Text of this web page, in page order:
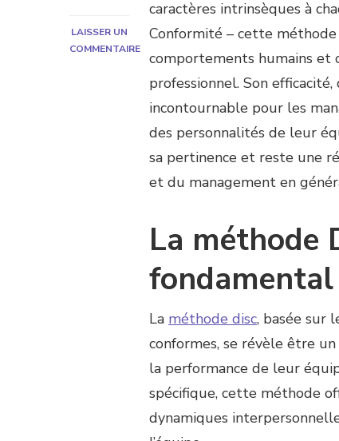
LAISSER UN
COMMENTAIRE
VÉRITABLE
MANAGEMENT
caractères intrinsèques à
Conformité – cette
comportements humains
professionnel. Son
incontournable pour les
des personnalités de leur
sa pertinence et reste une
et du management en
La méthode
La méthode disc, basée sur
conformes, se révèle être
la performance de leur
spécifique, cette méthode
dynamiques